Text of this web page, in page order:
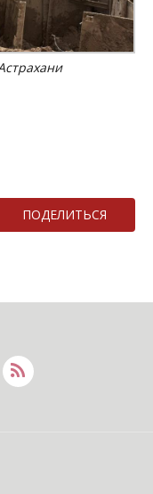
ПОДЕЛИТЬСЯ